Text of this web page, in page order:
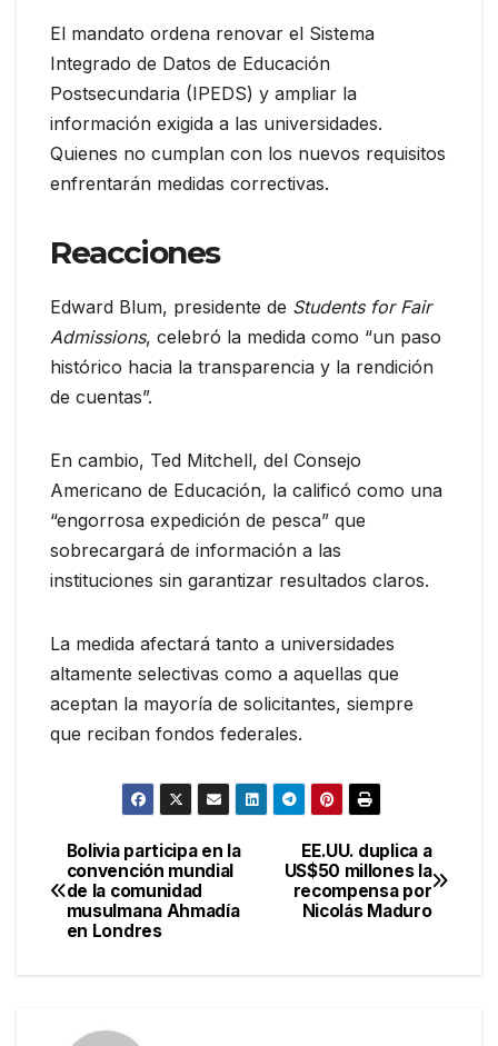
El mandato ordena renovar el Sistema
Integrado de Datos de Educación
Postsecundaria (IPEDS) y ampliar la
información exigida a las universidades.
Quienes no cumplan con los nuevos requisitos
enfrentarán medidas correctivas.
Reacciones
Edward Blum, presidente de Students for Fair
Admissions, celebró la medida como “un paso
histórico hacia la transparencia y la rendición
de cuentas”.
En cambio, Ted Mitchell, del Consejo
Americano de Educación, la calificó como una
“engorrosa expedición de pesca” que
sobrecargará de información a las
instituciones sin garantizar resultados claros.
La medida afectará tanto a universidades
altamente selectivas como a aquellas que
aceptan la mayoría de solicitantes, siempre
que reciban fondos federales.
Navegación
de
EE.UU. duplica a
US$50 millones la
recompensa por
Nicolás Maduro
Bolivia participa en la
convención mundial
de la comunidad
musulmana Ahmadía
en Londres